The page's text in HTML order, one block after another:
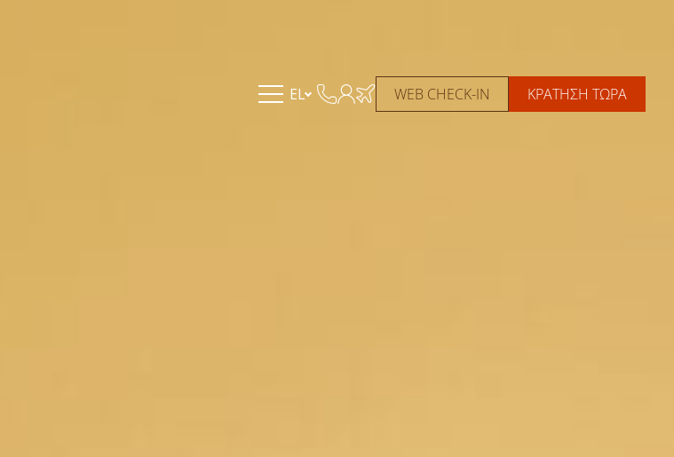
EL WEB CHECK-IN ΚΡΑΤΗΣΗ ΤΩΡΑ